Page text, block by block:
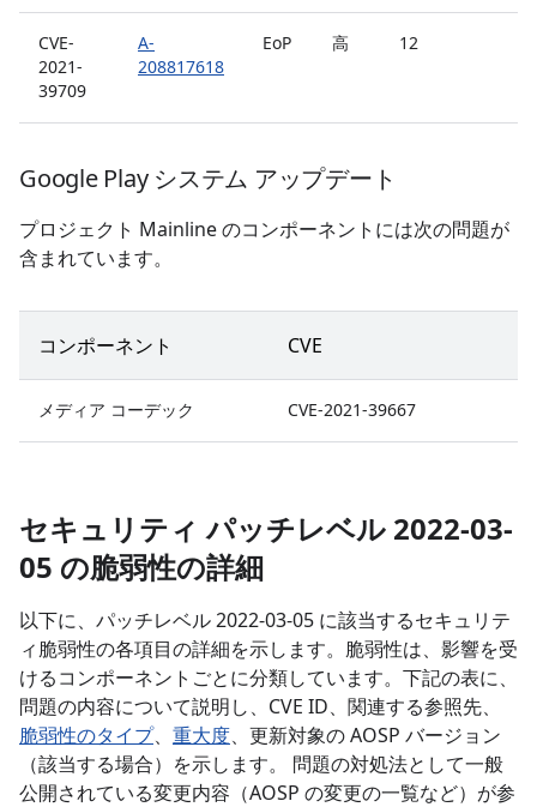
CVE-
2021-
39709
A-
208817618
EoP 高 12
Google Play システム アップデート
プロジェクト Mainline のコンポーネントには次の問題が
含まれています。
コンポーネント CVE
メディア コーデック CVE-2021-39667
セキュリティ パッチレベル 2022-03-
05 の脆弱性の詳細
以下に、パッチレベル 2022-03-05 に該当するセキュリテ
ィ脆弱性の各項目の詳細を示します。脆弱性は、影響を受
けるコンポーネントごとに分類しています。下記の表に、
問題の内容について説明し、CVE ID、関連する参照先、
脆弱性のタイプ、 重大度、更新対象の AOSP バージョン
（該当する場合）を示します。 問題の対処法として一般
公開されている変更内容（AOSP の変更の一覧など）が参